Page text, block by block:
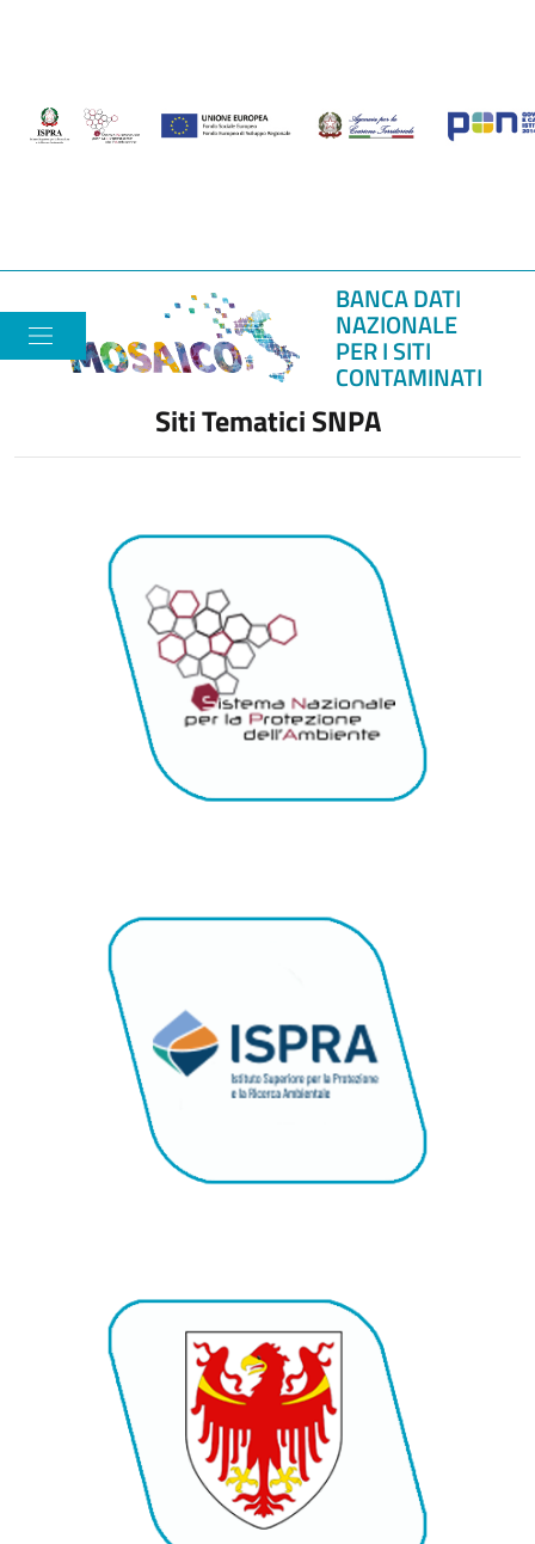
BANCA DATI
NAZIONALE
PER I SITI
CONTAMINATI
Siti Tematici SNPA